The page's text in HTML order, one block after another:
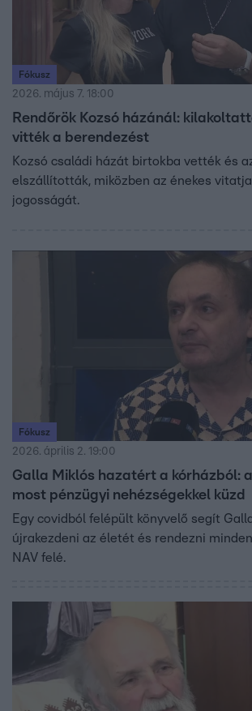
Fókusz
2026. május 7. 18:00
Rendőrök Kozsó házánál:
vitték a berendezést
Kozsó családi házát birtokba vették és
elszállították, miközben az énekes
jogosságát.
Fókusz
2026. április 2. 19:00
Galla Miklós hazatért a kórházból:
most pénzügyi nehézségekkel küzd
Egy covidból felépült könyvelő segít
újrakezdeni az életét és rendezni
NAV felé.